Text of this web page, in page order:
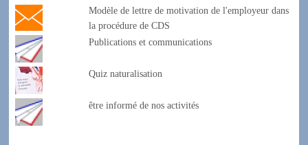
Modèle de lettre de motivation de l'employeur dans
la procédure de CDS
Publications et communications
Quiz naturalisation
être informé de nos activités